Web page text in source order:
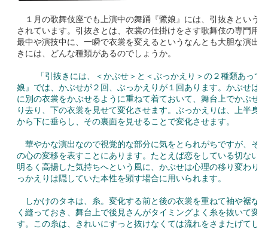
１月の歌舞伎座でも上演中の舞踊『鷺娘』には、引抜きという
されています。引抜きとは、衣裳の仕掛けをさす歌舞伎の専門用
最中や演技中に、一瞬で衣裳を変えるというなんとも大胆な演出
きには、どんな種類があるのでしょうか。
「引抜きには、＜かぶせ＞と＜ぶっかえり＞の２種類あって
娘』では、かぶせが２回、ぶっかえりが１回あります。かぶせは
に別の衣裳をかぶせるように重ねて着ておいて、舞台上でかぶせ
り去り、下の衣裳を見せて変化させます。ぶっかえりは、上半身
から下に垂らし、その裏面を見せることで変化させます。
華やかな演出なので視覚的な部分に気をとられがちですが、そ
の心の変移を表すことにあります。たとえば恋をしている切ない
明るく高揚した気持ちへという風に、かぶせは心理の移り変わり
っかえりは隠していた本性を顕す場合に用いられます。
しかけのタネは、糸。変化する前と後の衣裳を重ねて袖や裾な
く縫っておき、舞台上で後見さんがタイミングよく糸を抜いて変
す。この糸は、きれいにすっと抜けなくては流れをさまたげてし